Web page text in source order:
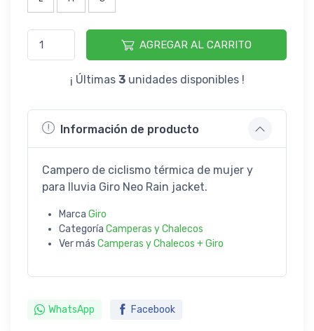
AGREGAR AL CARRITO
¡ Últimas 3unidades disponibles !
Información de producto
Campero de ciclismo térmica de mujer y
para lluvia Giro Neo Rain jacket.
Marca Giro
Categoría Camperas y Chalecos
Ver más Camperas y Chalecos + Giro
WhatsApp Facebook